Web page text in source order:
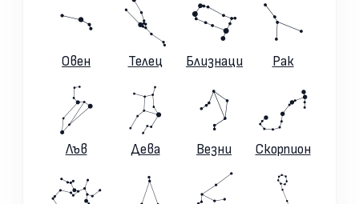
Овен Телец Близнаци Рак
Лъв Дева Везни Скорпион